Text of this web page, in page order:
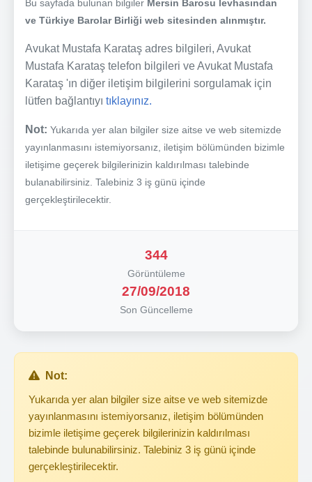
Bu sayfada bulunan bilgiler Mersin Barosu levhasından
ve Türkiye Barolar Birliği web sitesinden alınmıştır.
Avukat Mustafa Karataş adres bilgileri, Avukat
Mustafa Karataş telefon bilgileri ve Avukat Mustafa
Karataş 'ın diğer iletişim bilgilerini sorgulamak için
lütfen bağlantıyı tıklayınız.
Not: Yukarıda yer alan bilgiler size aitse ve web sitemizde
yayınlanmasını istemiyorsanız, iletişim bölümünden bizimle
iletişime geçerek bilgilerinizin kaldırılması talebinde
bulanabilirsiniz. Talebiniz 3 iş günü içinde
gerçekleştirilecektir.
344
Görüntüleme
27/09/2018
Son Güncelleme
Not:
Yukarıda yer alan bilgiler size aitse ve web sitemizde
yayınlanmasını istemiyorsanız, iletişim bölümünden
bizimle iletişime geçerek bilgilerinizin kaldırılması
talebinde bulunabilirsiniz. Talebiniz 3 iş günü içinde
gerçekleştirilecektir.